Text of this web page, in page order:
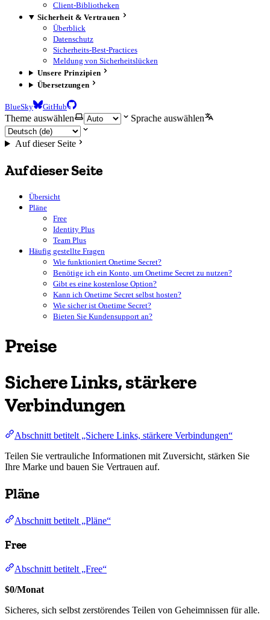
Client-Bibliotheken
Sicherheit & Vertrauen
Überblick
Datenschutz
Sicherheits-Best-Practices
Meldung von Sicherheitslücken
Unsere Prinzipien
Übersetzungen
BlueSky GitHub
Theme auswählen Sprache auswählen
Auf dieser Seite
Auf dieser Seite
Übersicht
Pläne
Free
Identity Plus
Team Plus
Häufig gestellte Fragen
Wie funktioniert Onetime Secret?
Benötige ich ein Konto, um Onetime Secret zu nutzen?
Gibt es eine kostenlose Option?
Kann ich Onetime Secret selbst hosten?
Wie sicher ist Onetime Secret?
Bieten Sie Kundensupport an?
Preise
Sichere Links, stärkere
Verbindungen
Abschnitt betitelt „Sichere Links, stärkere Verbindungen“
Teilen Sie vertrauliche Informationen mit Zuversicht, stärken Sie
Ihre Marke und bauen Sie Vertrauen auf.
Pläne
Abschnitt betitelt „Pläne“
Free
Abschnitt betitelt „Free“
$0/Monat
Sicheres, sich selbst zerstörendes Teilen von Geheimnissen für alle.